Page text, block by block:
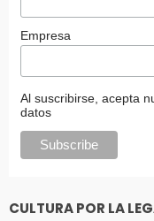
Empresa
Al suscribirse, acepta
datos
CULTURA POR LA